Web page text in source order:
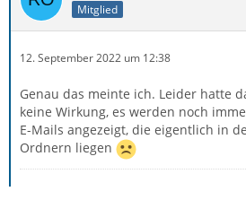
Mitglied
12. September 2022 um 12:38
Genau das meinte ich. Leider hatte
keine Wirkung, es werden noch
E-Mails angezeigt, die eigentlich in
Ordnern liegen